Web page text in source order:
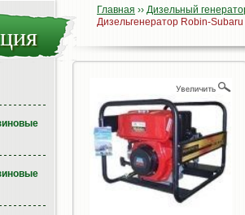
Главная ›› Дизельный
Дизельгенератор Robin-Subaru